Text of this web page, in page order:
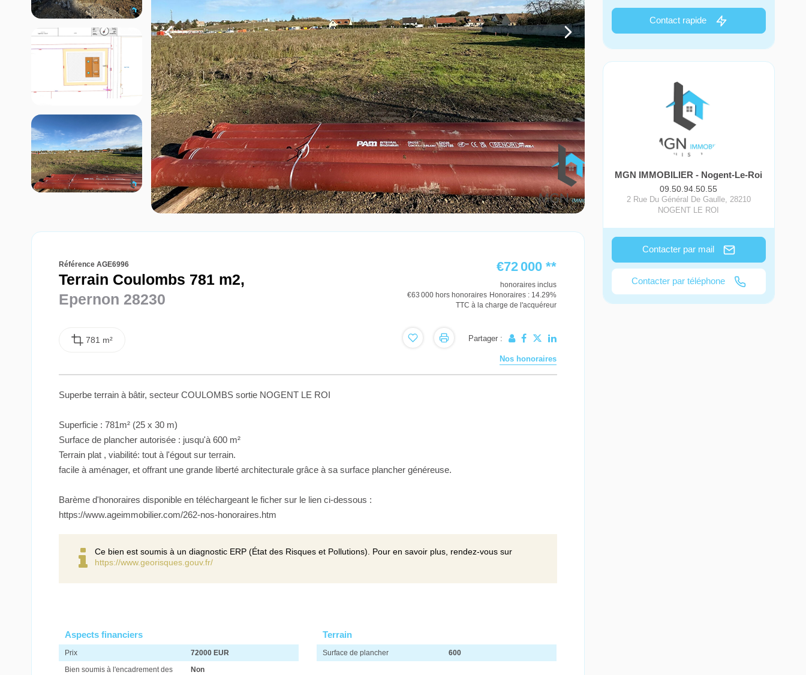
Référence AGE6996
Terrain Coulombs 781 m2,
Epernon 28230
781 m²
€72 000 **
honoraires inclus
€63 000 hors honoraires Honoraires : 14.29%
TTC à la charge de l'acquéreur
Partager :
Nos honoraires
Superbe terrain à bâtir, secteur COULOMBS sortie NOGENT LE ROI
Superficie : 781m² (25 x 30 m)
Surface de plancher autorisée : jusqu'à 600 m²
Terrain plat , viabilité: tout à l'égout sur terrain.
facile à aménager, et offrant une grande liberté architecturale grâce à sa surface plancher généreuse.
Barème d'honoraires disponible en téléchargeant le ficher sur le lien ci-dessous :
https://www.ageimmobilier.com/262-nos-honoraires.htm
Ce bien est soumis à un diagnostic ERP (État des Risques et Pollutions). Pour en savoir plus, rendez-vous sur
https://www.georisques.gouv.fr/
Aspects financiers
Prix
72000 EUR
Bien soumis à l'encadrement des
Non
Terrain
Surface de plancher 600
Contact rapide
MGN IMMOBILIER - Nogent-Le-Roi
09.50.94.50.55
2 Rue Du Général De Gaulle, 28210
NOGENT LE ROI
Contacter par mail
Contacter par téléphone